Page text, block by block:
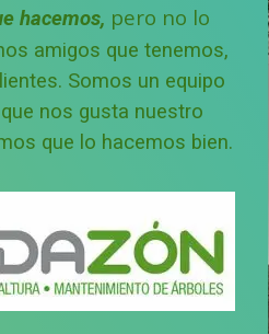
hacemos, pero no lo
amigos que tenemos,
Somos un equipo
nos gusta nuestro
que lo hacemos bien.